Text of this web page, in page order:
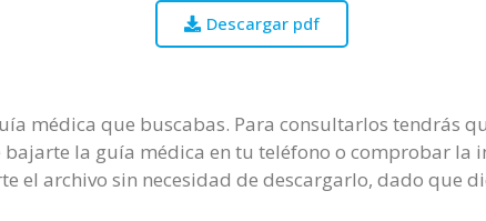
Descargar pdf
médica que buscabas. Para consultarlos tendrás
la guía médica en tu teléfono o comprobar la
archivo sin necesidad de descargarlo, dado que